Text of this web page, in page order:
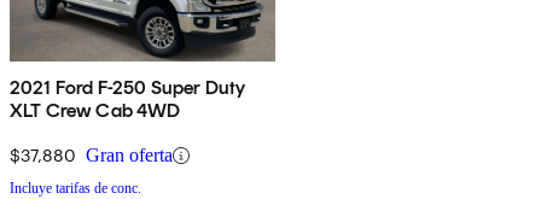
2021 Ford F-250 Super Duty
XLT Crew Cab 4WD
$37,880 Gran oferta
Incluye tarifas de conc.